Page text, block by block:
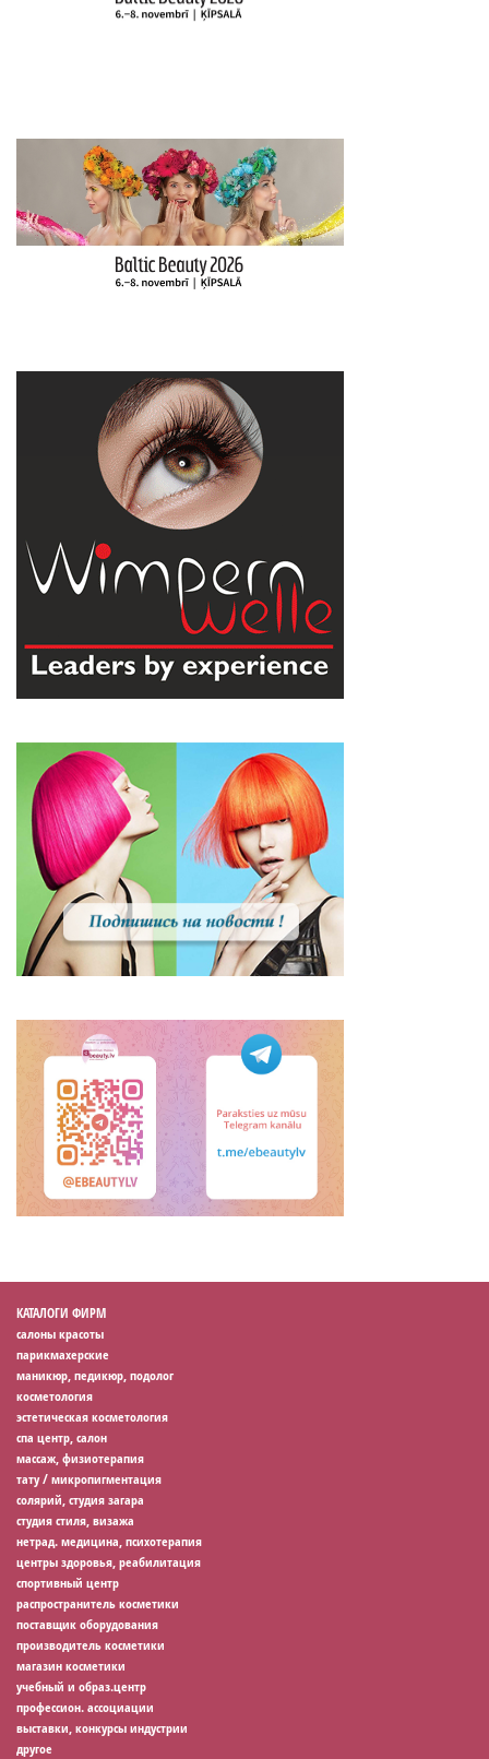
КАТАЛОГИ ФИРМ
салоны красоты
парикмахерские
маникюр, педикюр, подолог
косметология
эстетическая косметология
спа центр, салон
массаж, физиотерапия
тату / микропигментация
солярий, студия загара
студия стиля, визажа
нетрад. медицина, психотерапия
центры здоровья, реабилитация
спортивный центр
распространитель косметики
поставщик оборудования
производитель косметики
магазин косметики
учебный и образ.центр
профессион. ассоциации
выставки, конкурсы индустрии
другое